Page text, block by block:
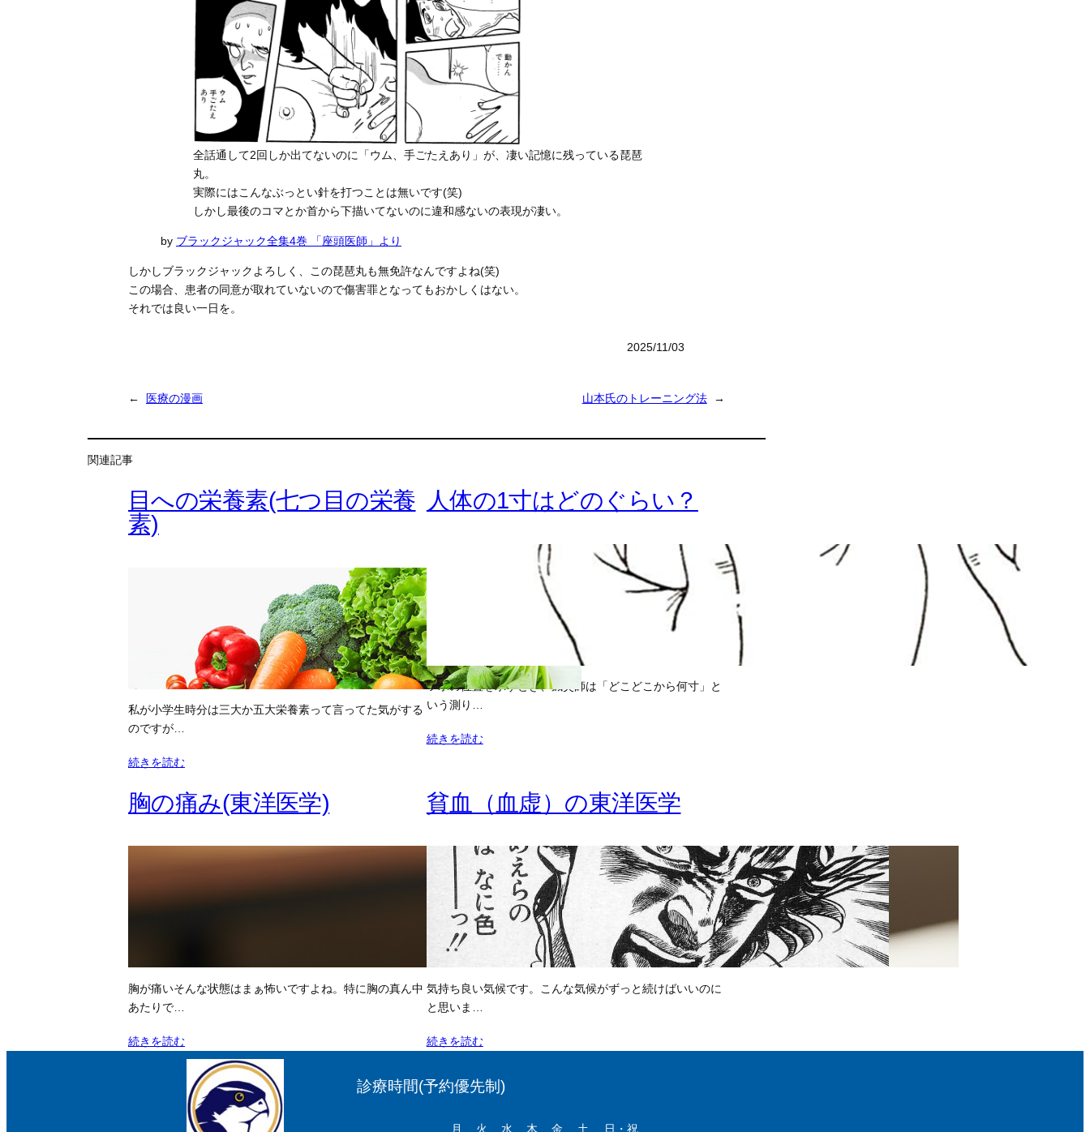
全話通して2回しか出てないのに「ウム、手ごたえあり」が、凄い記憶に残っている琵琶
丸。
実際にはこんなぶっとい針を打つことは無いです(笑)
しかし最後のコマとか首から下描いてないのに違和感ないの表現が凄い。
by ブラックジャック全集4巻 「座頭医師」より
しかしブラックジャックよろしく、この琵琶丸も無免許なんですよね(笑)
この場合、患者の同意が取れていないので傷害罪となってもおかしくはない。
それでは良い一日を。
2025/11/03
← 医療の漫画 山本氏のトレーニング法 →
関連記事
目への栄養素(七つ目の栄養
素)
私が小学生時分は三大か五大栄養素って言ってた気がする
のですが…
続きを読む
人体の1寸はどのぐらい？
ツボの位置を示すとき、鍼灸師は「どこどこから何寸」と
いう測り…
続きを読む
胸の痛み(東洋医学)
胸が痛いそんな状態はまぁ怖いですよね。特に胸の真ん中
あたりで…
続きを読む
貧血（血虚）の東洋医学
気持ち良い気候です。こんな気候がずっと続けばいいのに
と思いま…
続きを読む
診療時間(予約優先制)
月 火 水 木 金 土 日・祝